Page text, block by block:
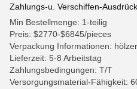
Zahlungs-u. Verschiffen-
Min Bestellmenge: 1-teilig
Preis: $2770-$6845/pieces
Verpackung Informationen:
Lieferzeit: 5-8 Arbeitstag
Zahlungsbedingungen: T/T
Versorgungsmaterial-Fähigkeit: